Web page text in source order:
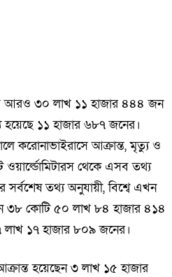
আরও ৩০ লাখ ১১ হাজার ৪৪৪ জন
১১ হাজার ৬৮৭ জনের।
করোনাভাইরাসে আক্রান্ত, মৃত্যু ও
ওয়ার্ল্ডোমিটারস থেকে এসব তথ্য
সর্বশেষ তথ্য অনুযায়ী, বিশ্বে এখন
৩৮ কোটি ৫০ লাখ ৮৪ হাজার ৪১৪
১৭ হাজার ৮০৯ জনের।
হয়েছেন ৩ লাখ ১৫ হাজার